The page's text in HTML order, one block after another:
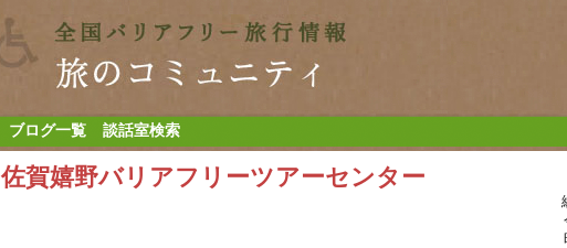
ブログ一覧 談話室検索
佐賀嬉野バリアフリーツアーセンター